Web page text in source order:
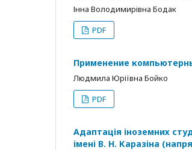
Інна Володимирівна Бодак
PDF
Применение
Людмила Юріївна Бойко
PDF
Адаптація іноземних
імені В. Н. Каразіна